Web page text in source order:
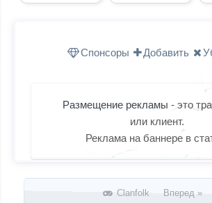
Спонсоры Добавить
Размещение рекламы - это
или клиент.
Реклама на баннере в
Запись навигация
Clanfolk Вперед »